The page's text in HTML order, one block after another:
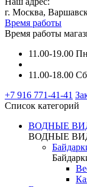
г. Москва,
Время работы
Время работы
11.00-19.00
11.00-18.00
+7 916 771-41-41
Список категорий
ВОДНЫЕ
ВОДНЫЕ